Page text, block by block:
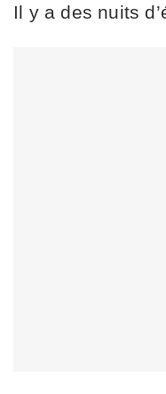
Il y a des nuits